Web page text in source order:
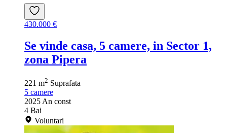
430.000 €
Se vinde casa, 5 camere, in Sector 1,
zona Pipera
221 m2 Suprafata
5 camere
2025 An const
4 Bai
Voluntari